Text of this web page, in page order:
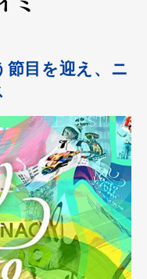
目を迎え、ニ